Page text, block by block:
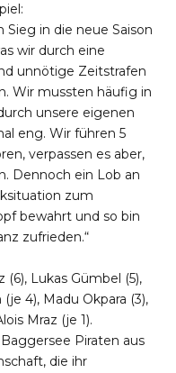
Sieg in die neue Saison
wir durch eine
unnötige Zeitstrafen
Wir mussten häufig in
unsere eigenen
eng. Wir führen 5
verpassen es aber,
Dennoch ein Lob an
zum
bewahrt und so bin
zufrieden.“
(6), Lukas Gümbel (5),
4), Madu Okpara (3),
Mraz (je 1).
Piraten aus
die ihr